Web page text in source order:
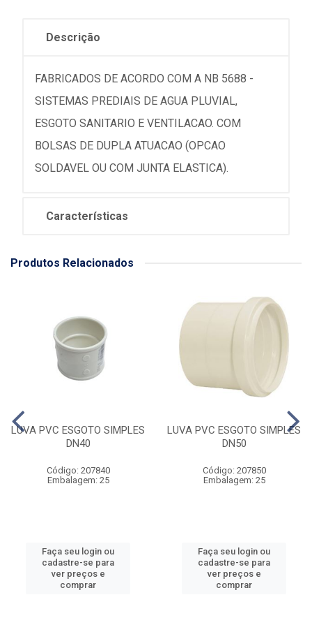
Descrição
FABRICADOS DE ACORDO COM A NB 5688 -
SISTEMAS PREDIAIS DE AGUA PLUVIAL,
ESGOTO SANITARIO E VENTILACAO. COM
BOLSAS DE DUPLA ATUACAO (OPCAO
SOLDAVEL OU COM JUNTA ELASTICA).
Características
Produtos Relacionados
LUVA PVC ESGOTO SIMPLES
DN40
Código: 207840
Embalagem: 25
Faça seu login ou
cadastre-se para
ver preços e
comprar
LUVA PVC ESGOTO SIMPLES
DN50
Código: 207850
Embalagem: 25
Faça seu login ou
cadastre-se para
ver preços e
comprar